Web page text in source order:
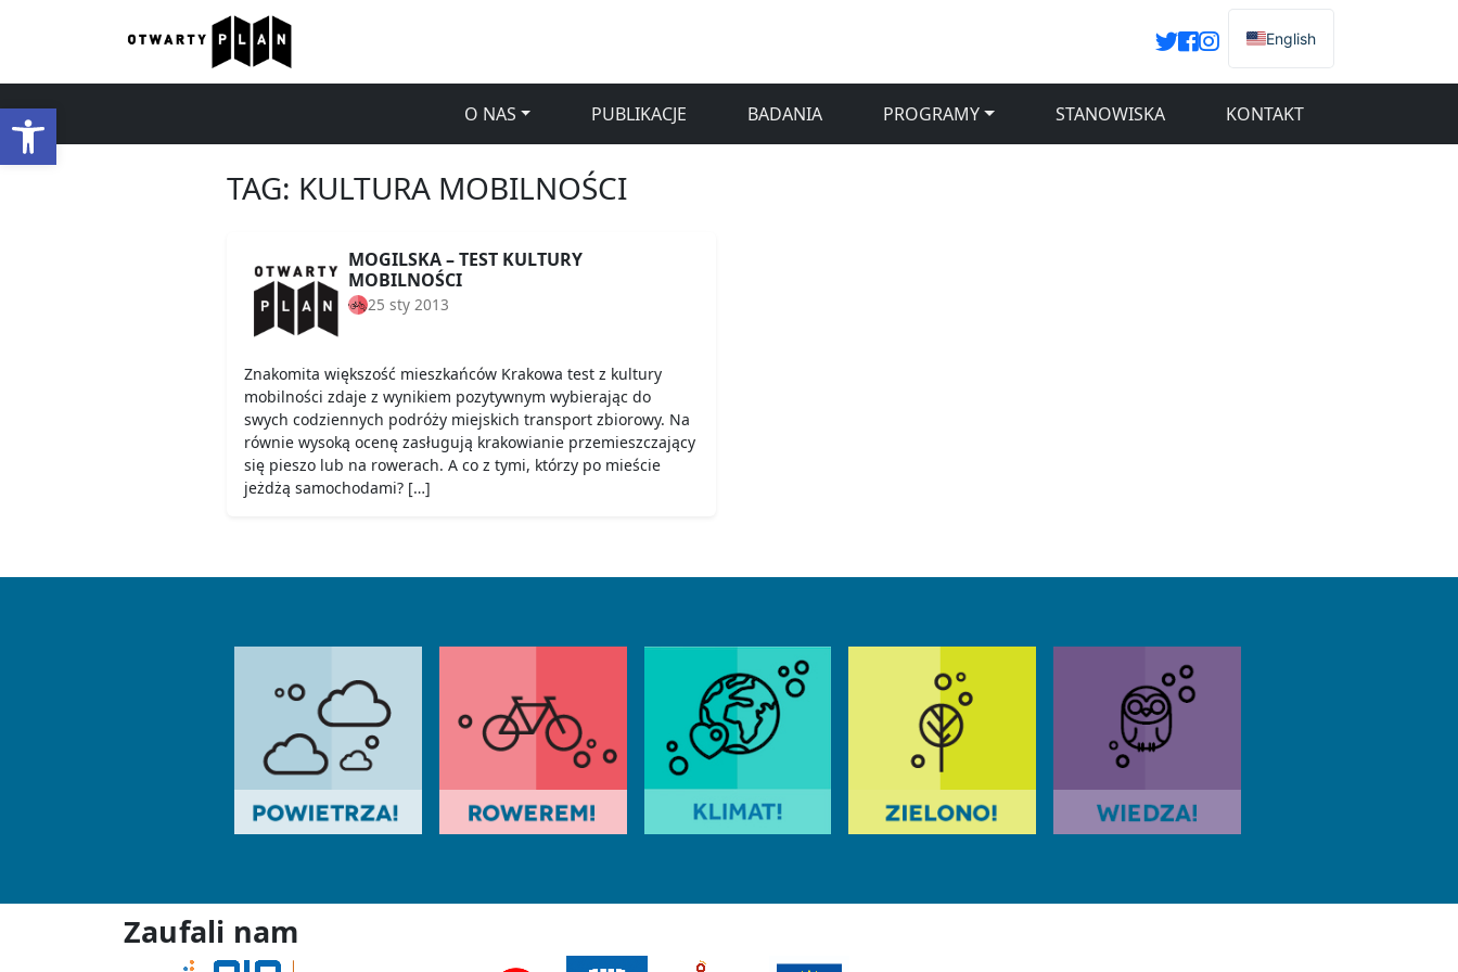
Otwórz pasek narzędzi
English
O NAS PUBLIKACJE BADANIA PROGRAMY STANOWISKA KONTAKT
TAG: KULTURA MOBILNOŚCI
MOGILSKA – TEST KULTURY
MOBILNOŚCI
25 sty 2013
Znakomita większość mieszkańców Krakowa test z kultury
mobilności zdaje z wynikiem pozytywnym wybierając do
swych codziennych podróży miejskich transport zbiorowy. Na
równie wysoką ocenę zasługują krakowianie przemieszczający
się pieszo lub na rowerach. A co z tymi, którzy po mieście
jeżdżą samochodami? […]
Zaufali nam